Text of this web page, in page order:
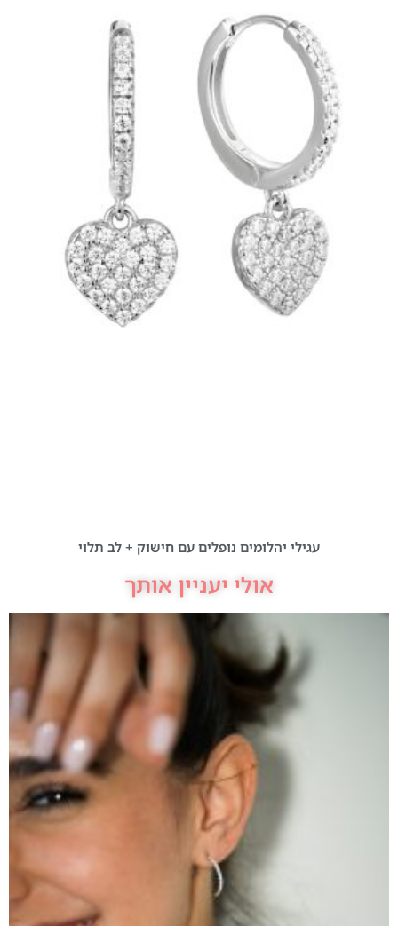
עגילי יהלומים נופלים עם חישוק + לב תלוי
אולי יעניין אותך